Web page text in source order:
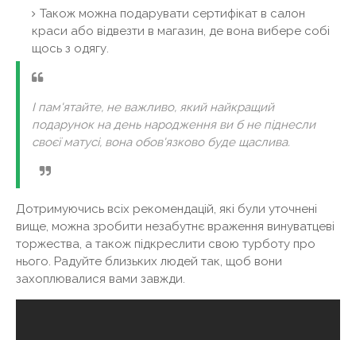
Також можна подарувати сертифікат в салон
краси або відвезти в магазин, де вона вибере собі
щось з одягу.
І пам'ятайте, не важливо, який найкращий
подарунок на день народження ви б не піднесли
своєї матусі, вона обов'язково буде щаслива.
Дотримуючись всіх рекомендацій, які були уточнені
вище, можна зробити незабутнє враження винуватцеві
торжества, а також підкреслити свою турботу про
нього. Радуйте близьких людей так, щоб вони
захоплювалися вами завжди.